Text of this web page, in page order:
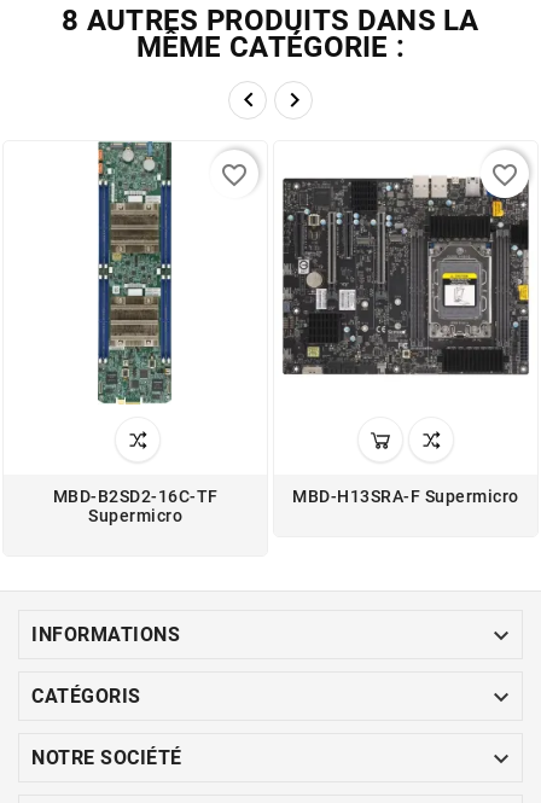
8 AUTRES PRODUITS DANS LA
MÊME CATÉGORIE :
 
MBD-B2SD2-16C-TF
Supermicro
favorite_border
MBD-H13SRA-F Supermicro
favorite_border
INFORMATIONS 
CATÉGORIS 
NOTRE SOCIÉTÉ 